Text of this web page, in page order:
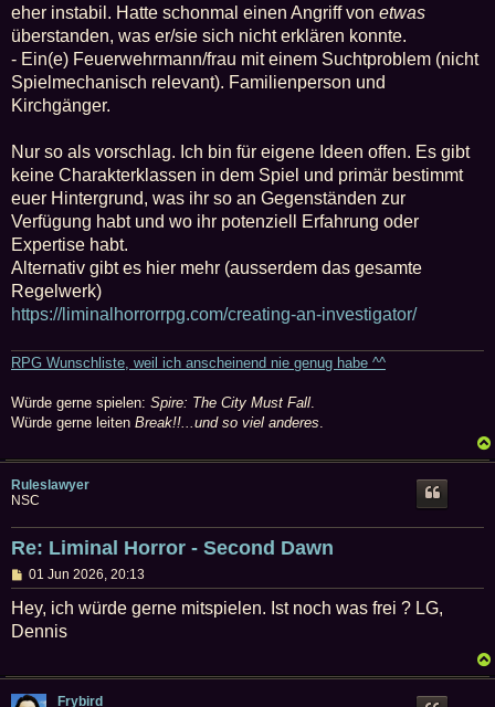
eher instabil. Hatte schonmal einen Angriff von etwas
überstanden, was er/sie sich nicht erklären konnte.
- Ein(e) Feuerwehrmann/frau mit einem Suchtproblem (nicht
Spielmechanisch relevant). Familienperson und
Kirchgänger.
Nur so als vorschlag. Ich bin für eigene Ideen offen. Es gibt
keine Charakterklassen in dem Spiel und primär bestimmt
euer Hintergrund, was ihr so an Gegenständen zur
Verfügung habt und wo ihr potenziell Erfahrung oder
Expertise habt.
Alternativ gibt es hier mehr (ausserdem das gesamte
Regelwerk)
https://liminalhorrorrpg.com/creating-an-investigator/
RPG Wunschliste, weil ich anscheinend nie genug habe ^^
Würde gerne spielen: Spire: The City Must Fall.
Würde gerne leiten Break!!...und so viel anderes.
Ruleslawyer
NSC
Re: Liminal Horror - Second Dawn
B
e
i
t
r
01 Jun 2026, 20:13
Hey, ich würde gerne mitspielen. Ist noch was frei ? LG,
Dennis
Frybird